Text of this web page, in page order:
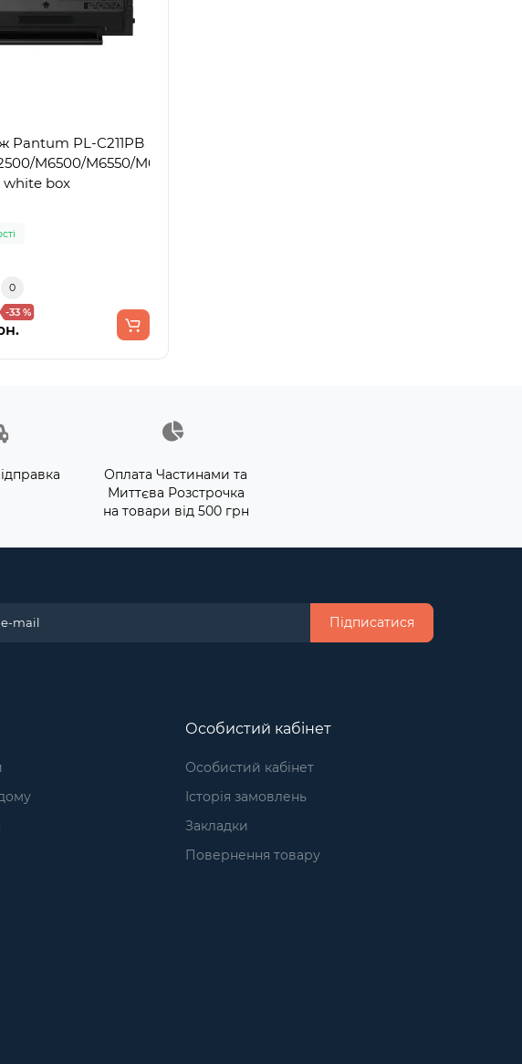
M7310
Pantum PL-C211PB
M6500/M6550/M6600
white box
0
-33 %
Оплата Частинами та
Миттєва Розстрочка
на товари від 500 грн
Підписатися
Особистий кабінет
Особистий кабінет
Історія замовлень
Закладки
Повернення товару